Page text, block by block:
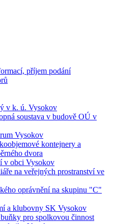
příjem podání
v k. ú. Vysokov
soustava v budově OÚ v
Vysokov
kontejnery a
dvora
v obci Vysokov
na veřejných prostranství ve
oprávnění na skupinu "C"
a klubovny SK Vysokov
pro spolkovou činnost